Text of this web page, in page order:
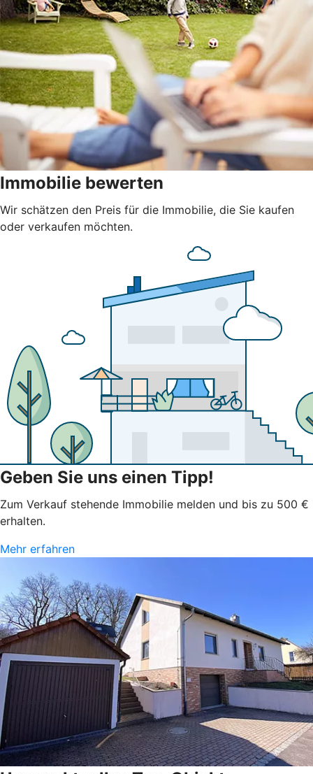
Immobilie bewerten
Wir schätzen den Preis für die Immobilie, die Sie kaufen
oder verkaufen möchten.
Geben Sie uns einen Tipp!
Zum Verkauf stehende Immobilie melden und bis zu 500 €
erhalten.
Mehr erfahren